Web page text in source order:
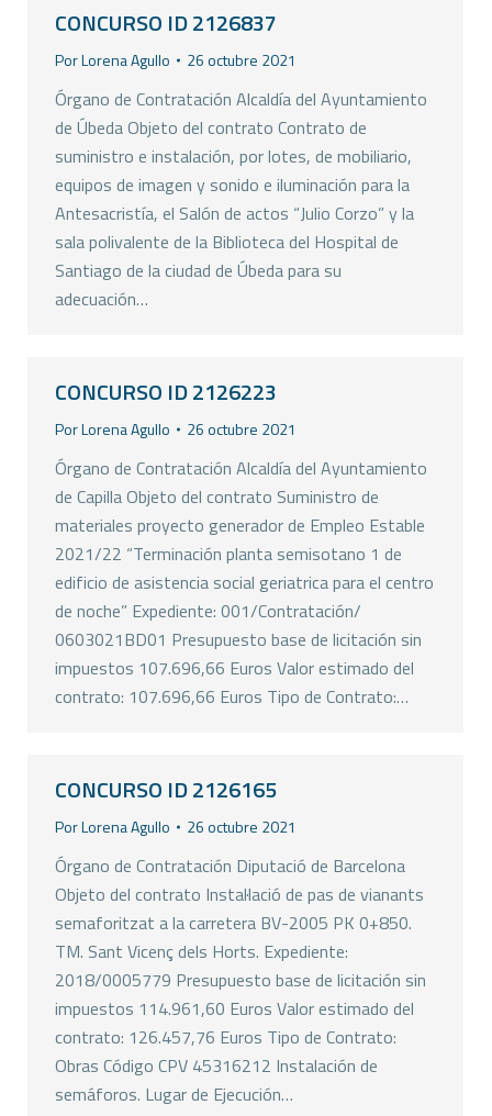
CONCURSO ID 2126837
PorLorena Agullo 26 octubre 2021
Órgano de Contratación Alcaldía del Ayuntamiento
de Úbeda Objeto del contrato Contrato de
suministro e instalación, por lotes, de mobiliario,
equipos de imagen y sonido e iluminación para la
Antesacristía, el Salón de actos “Julio Corzo” y la
sala polivalente de la Biblioteca del Hospital de
Santiago de la ciudad de Úbeda para su
adecuación…
CONCURSO ID 2126223
PorLorena Agullo 26 octubre 2021
Órgano de Contratación Alcaldía del Ayuntamiento
de Capilla Objeto del contrato Suministro de
materiales proyecto generador de Empleo Estable
2021/22 “Terminación planta semisotano 1 de
edificio de asistencia social geriatrica para el centro
de noche” Expediente: 001/Contratación/
0603021BD01 Presupuesto base de licitación sin
impuestos 107.696,66 Euros Valor estimado del
contrato: 107.696,66 Euros Tipo de Contrato:…
CONCURSO ID 2126165
PorLorena Agullo 26 octubre 2021
Órgano de Contratación Diputació de Barcelona
Objeto del contrato Instal·lació de pas de vianants
semaforitzat a la carretera BV-2005 PK 0+850.
TM. Sant Vicenç dels Horts. Expediente:
2018/0005779 Presupuesto base de licitación sin
impuestos 114.961,60 Euros Valor estimado del
contrato: 126.457,76 Euros Tipo de Contrato:
Obras Código CPV 45316212 Instalación de
semáforos. Lugar de Ejecución…